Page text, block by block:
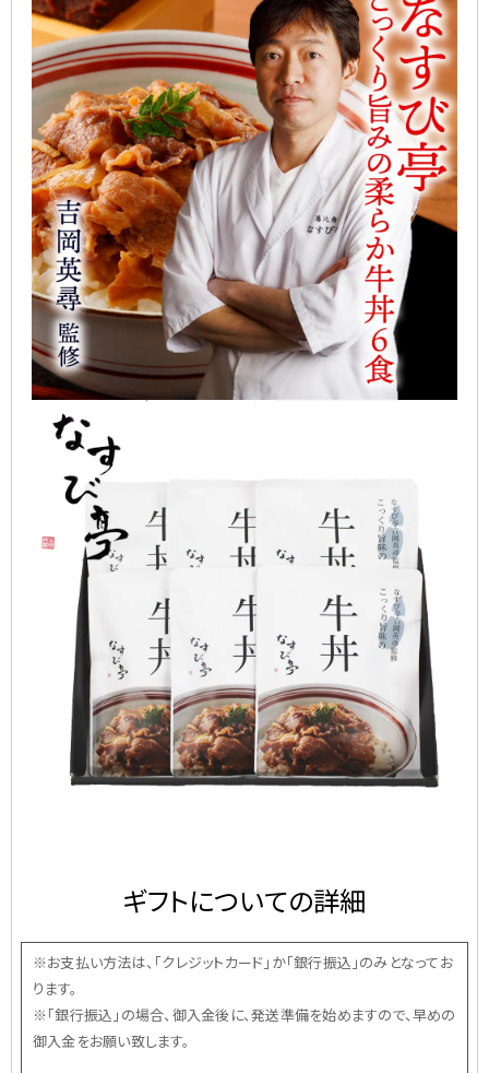
ギフトについての詳細
※お支払い方法は、「クレジットカード」か「銀行振込」のみとなってお
ります。
※「銀行振込」の場合、御入金後に、発送準備を始めますので、早めの
御入金をお願い致します。